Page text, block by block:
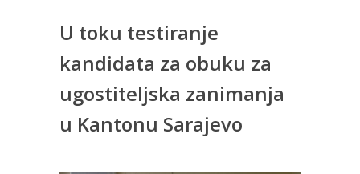
U toku testiranje
kandidata za obuku za
ugostiteljska zanimanja
u Kantonu Sarajevo